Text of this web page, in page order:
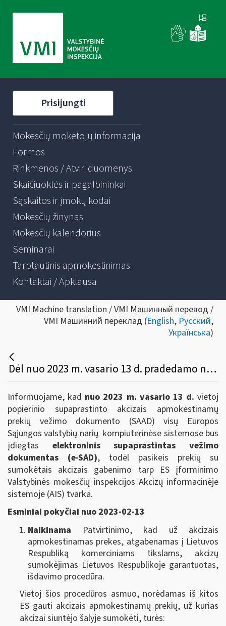
Prisijungti
Mokesčių mokėtojų informacija
Formos
Rinkmenos / Atviri duomenys
Skaičiuoklės ir pagalbininkai
Sąskaitos ir įmokų kodai
Mokesčių žinynas
Mokesčių kalendorius
Seminarai
Tarptautinis apmokestinimas
Kontaktai / Apklausa
VMI Machine translation / VMI Машинный перевод /
VMI Машинний переклад (English, Русский,
Українська)
Dėl nuo 2023 m. vasario 13 d. pradedamo naudoti elektroninio supaprastinto akcizais apmokestinamų prekių vežimo dokumento (e-SAD)
Informuojame, kad nuo 2023 m. vasario 13 d. vietoj
popierinio supaprastinto akcizais apmokestinamų
prekių vežimo dokumento (SAAD) visų Europos
Sąjungos valstybių narių kompiuterinėse sistemose bus
įdiegtas elektroninis supaprastintas vežimo
dokumentas (e-SAD), todėl pasikeis prekių su
sumokėtais akcizais gabenimo tarp ES įforminimo
Valstybinės mokesčių inspekcijos Akcizų informacinėje
sistemoje (AIS) tvarka.
Esminiai pokyčiai nuo 2023-02-13
Naikinama Patvirtinimo, kad už akcizais
apmokestinamas prekes, atgabenamas į Lietuvos
Respubliką komerciniams tikslams, akcizų
sumokėjimas Lietuvos Respublikoje garantuotas,
išdavimo procedūra.
Vietoj šios procedūros asmuo, norėdamas iš kitos
ES gauti akcizais apmokestinamų prekių, už kurias
akcizai siuntėjo šalyje sumokėti, turės: